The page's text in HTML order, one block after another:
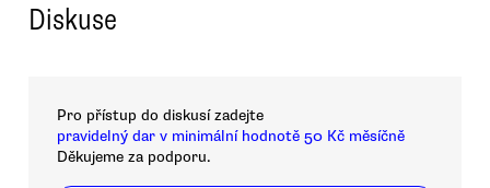
Diskuse
Pro přístup do diskusí zadejte
pravidelný dar v minimální hodnotě 50 Kč měsíčně
Děkujeme za podporu.